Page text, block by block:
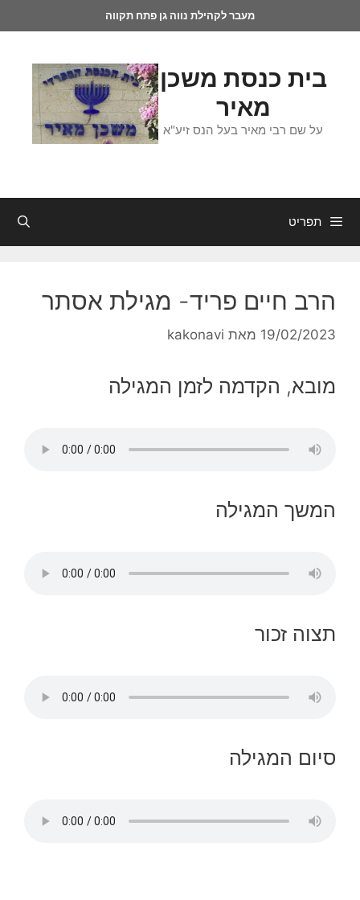
מעבר לקהילת נווה גן פתח תקווה
בית כנסת משכן
מאיר
על שם רבי מאיר בעל הנס זיע"א
תפריט
הרב חיים פריד- מגילת אסתר
19/02/2023 מאת kakonavi
מובא, הקדמה לזמן המגילה
המשך המגילה
תצוה זכור
סיום המגילה